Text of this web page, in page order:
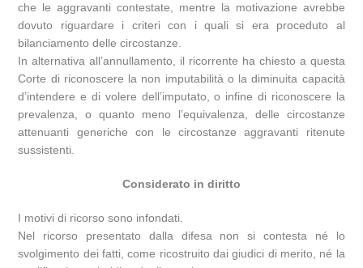
che le aggravanti contestate, mentre la motivazione avrebbe
dovuto riguardare i criteri con i quali si era proceduto al
bilanciamento delle circostanze.
In alternativa all’annullamento, il ricorrente ha chiesto a questa
Corte di riconoscere la non imputabilità o la diminuita capacità
d’intendere e di volere dell’imputato, o infine di riconoscere la
prevalenza, o quanto meno l’equivalenza, delle circostanze
attenuanti generiche con le circostanze aggravanti ritenute
sussistenti.
Considerato in diritto
I motivi di ricorso sono infondati.
Nel ricorso presentato dalla difesa non si contesta né lo
svolgimento dei fatti, come ricostruito dai giudici di merito, né la